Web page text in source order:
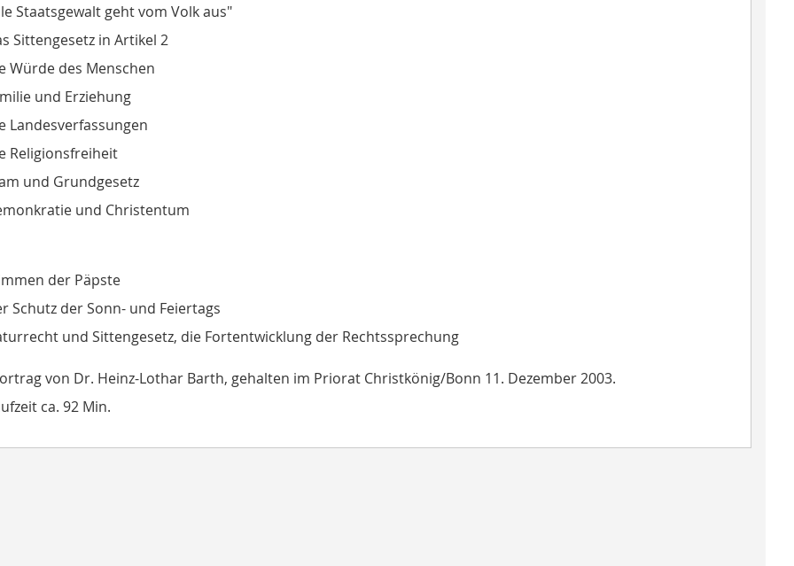
Staatsgewalt geht vom Volk aus"
Sittengesetz in Artikel 2
Würde des Menschen
und Erziehung
Landesverfassungen
Religionsfreiheit
und Grundgesetz
und Christentum
der Päpste
Schutz der Sonn- und Feiertags
und Sittengesetz, die Fortentwicklung der Rechtssprechung
von Dr. Heinz-Lothar Barth, gehalten im Priorat Christkönig/Bonn 11. Dezember 2003.
ca. 92 Min.